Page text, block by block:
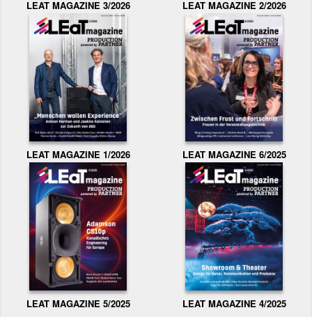
LEAT MAGAZINE 3/2026 LEAT MAGAZINE 2/2026
LEAT MAGAZINE 1/2026 LEAT MAGAZINE 6/2025
LEAT MAGAZINE 5/2025 LEAT MAGAZINE 4/2025